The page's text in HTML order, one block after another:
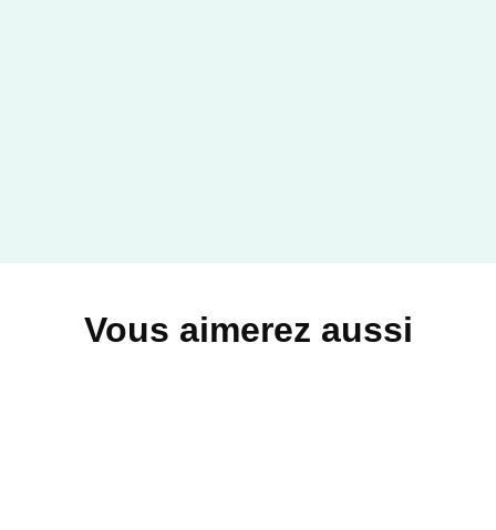
Vous aimerez aussi